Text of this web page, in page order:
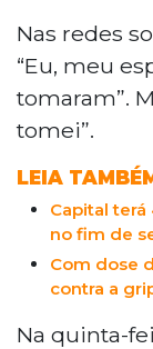
Nas redes
“Eu, meu
tomaram”.
tomei”.
LEIA
Capital
no fim de
Com dose
contra a
Na quinta-